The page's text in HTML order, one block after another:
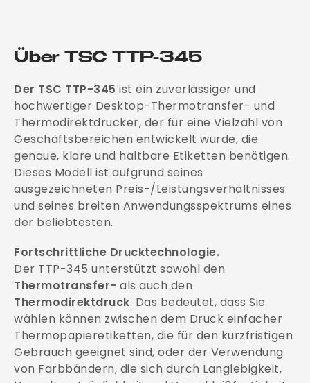
Über TSC TTP-345
Der TSC TTP-345 ist ein zuverlässiger und
hochwertiger Desktop-Thermotransfer- und
Thermodirektdrucker, der für eine Vielzahl von
Geschäftsbereichen entwickelt wurde, die
genaue, klare und haltbare Etiketten benötigen.
Dieses Modell ist aufgrund seines
ausgezeichneten Preis-/Leistungsverhältnisses
und seines breiten Anwendungsspektrums eines
der beliebtesten.
Fortschrittliche Drucktechnologie.
Der TTP-345 unterstützt sowohl den
Thermotransfer- als auch den
Thermodirektdruck. Das bedeutet, dass Sie
wählen können zwischen dem Druck einfacher
Thermopapieretiketten, die für den kurzfristigen
Gebrauch geeignet sind, oder der Verwendung
von Farbbändern, die sich durch Langlebigkeit,